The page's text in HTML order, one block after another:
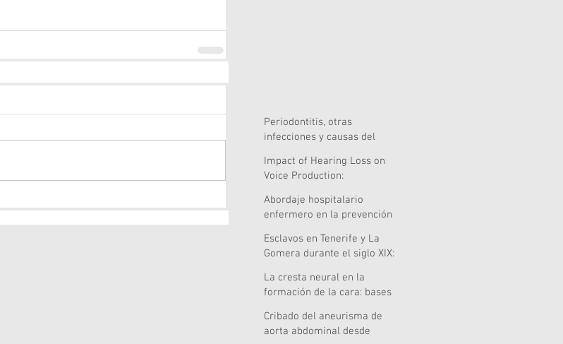
Periodontitis, otras
infecciones y causas del
Impact of Hearing Loss on
Voice Production:
Acoustic and Perceptual
Evidence
Abordaje hospitalario
enfermero en la prevención
Salud de Lanzarote
Esclavos en Tenerife y La
Gomera durante el siglo XIX:
La cresta neural en la
formación de la cara: bases
clínica y nuevas
perspectivas celulares,
Cribado del aneurisma de
aorta abdominal desde